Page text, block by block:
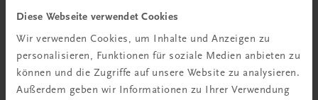
Diese Webseite verwendet Cookies
Wir verwenden Cookies, um Inhalte und Anzeigen zu
personalisieren, Funktionen für soziale Medien anbieten zu
können und die Zugriffe auf unsere Website zu analysieren.
Außerdem geben wir Informationen zu Ihrer Verwendung